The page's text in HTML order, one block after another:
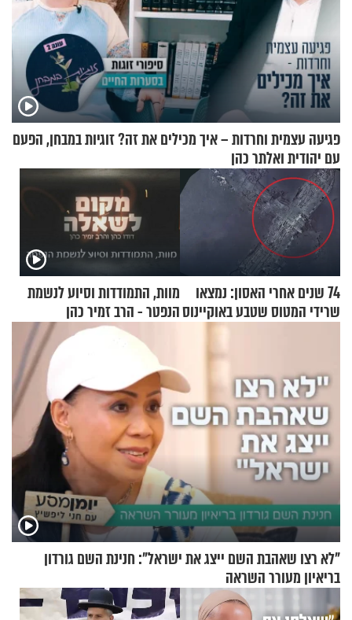
פגיעה עצמית וחרדות – איך מכילים את זה? זוגיות במבחן, הפעם
עם יהודית ואלתר כהן
74 שנים אחרי האסון: נמצאו
שרידי המטוס שטבע באוקיינוס
מוות, התמודדות וסיוע לנשמת
הנפטר - הרב זמיר כהן
"לא רצו שאהבת השם ייצג את ישראל": חנינת השם גורדון
בריאיון מעורר השראה